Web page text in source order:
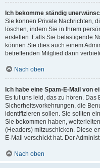
Ich bekomme ständig
Sie können Private Nachrichten,
löschen, indem Sie in Ihrem
erstellen. Falls Sie belästigende
können Sie dies auch einem
betreffenden Mitglied dann
Nach oben
Ich habe eine Spam-E-Mail von
Es tut uns leid, das zu hören.
Sicherheitsvorkehrungen, die
identifizieren sollen. Sie sollten
Sie bekommen haben,
(Headers) mitzuschicken. Diese
E-Mail verschickt hat. Der
Nach oben